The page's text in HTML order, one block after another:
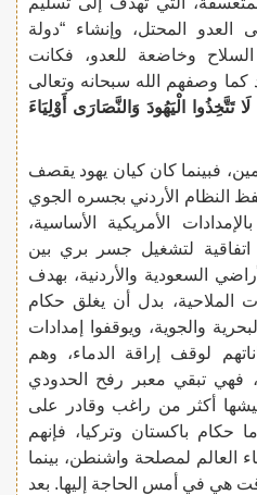
العدو المحتل، وإنشاء “دولة
وخاضعة للعدو، فكانت
كما وصفهم الله سبحانه وتعالى
لَا تَتَّخِذُوا الْيَهُودَ وَالنَّصَارَى أَوْلِيَاءَ
فبينما كان كيان يهود يقصف
النظام الأردني بجسره الجوي
الأمريكية الأساسية،
لتشغيل جسر بري بين
السعودية والأردنية، بهدف
الملاحية، بدل أن يغلق حكام
والجوية، ويوقفوا إمدادات
لوقف إراقة الدماء، وهم
فهي تبقي معبر رفح الحدودي
أكثر من راغب وقادر على
باكستان وتركيا، فإنهم
العالم لمصلحة واشنطن، بينما
هي في أمس الحاجة إليها. بعد